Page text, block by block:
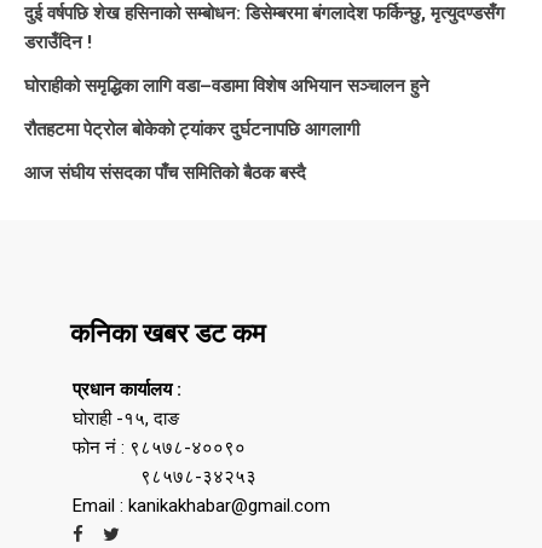
दुई वर्षपछि शेख हसिनाको सम्बोधन: डिसेम्बरमा बंगलादेश फर्किन्छु, मृत्युदण्डसँग
डराउँदिन !
घोराहीको समृद्धिका लागि वडा–वडामा विशेष अभियान सञ्चालन हुने
रौतहटमा पेट्रोल बोकेको ट्यांकर दुर्घटनापछि आगलागी
आज संघीय संसदका पाँच समितिको बैठक बस्दै
कनिका खबर डट कम
प्रधान कार्यालय :
घोराही -१५, दाङ
फोन नं : ९८५७८-४००९०
९८५७८-३४२५३
Email : kanikakhabar@gmail.com